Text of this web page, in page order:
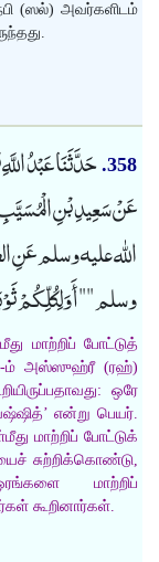
(ஸல்) அவர்களிடம்
358. حَدَّثَنَا عَبْدُ
عَنْ سَعِيدِ بْنِ
الله عليه وسلم عَنِ
وسلم "" أَوَلِكُلِّكُمْ
மாற்றிப் போட்டுத்
ம் அஸ்ஸுஹ்ரீ (ரஹ்)
ஒரே
என்று பெயர்.
மாற்றிப் போட்டுக்
சுற்றிக்கொண்டு,
மாற்றிப்
கூறினார்கள்.